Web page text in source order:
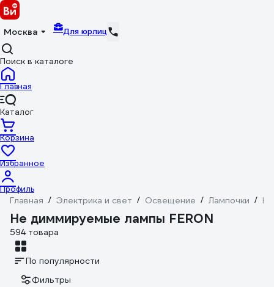
Москва Для юрлиц
Поиск в каталоге
Главная
Каталог
Корзина
Избранное
Профиль
Главная / Электрика и свет / Освещение / Лампочки /
Не диммируемые лампы FERON
594 товара
По популярности
Фильтры